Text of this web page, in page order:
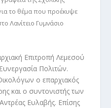
το θέμα που προέκυψε
Λανίτειο Γυμνάσιο
Επιτροπή Λεμεσού
Πολιτών.
ο επαρχιακός
και ο συντονιστής των
Ευλαβής. Επίσης